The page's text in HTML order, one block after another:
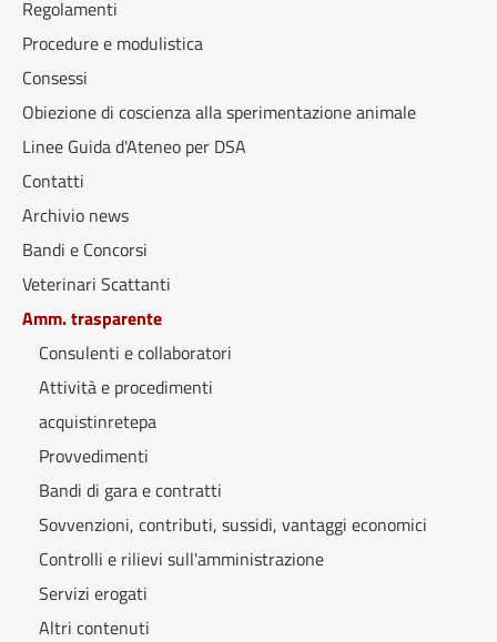
Regolamenti
Procedure e modulistica
Consessi
Obiezione di coscienza alla sperimentazione animale
Linee Guida d'Ateneo per DSA
Contatti
Archivio news
Bandi e Concorsi
Veterinari Scattanti
Amm. trasparente
Consulenti e collaboratori
Attività e procedimenti
acquistinretepa
Provvedimenti
Bandi di gara e contratti
Sovvenzioni, contributi, sussidi, vantaggi economici
Controlli e rilievi sull'amministrazione
Servizi erogati
Altri contenuti